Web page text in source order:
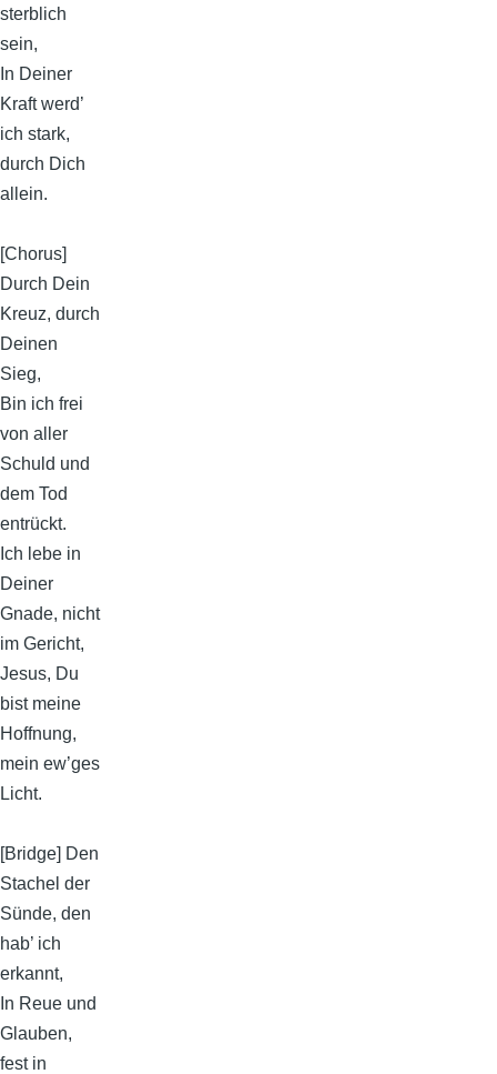
sterblich
sein,
In Deiner
Kraft werd’
ich stark,
durch Dich
allein.
[Chorus]
Durch Dein
Kreuz, durch
Deinen
Sieg,
Bin ich frei
von aller
Schuld und
dem Tod
entrückt.
Ich lebe in
Deiner
Gnade, nicht
im Gericht,
Jesus, Du
bist meine
Hoffnung,
mein ew’ges
Licht.
[Bridge] Den
Stachel der
Sünde, den
hab’ ich
erkannt,
In Reue und
Glauben,
fest in